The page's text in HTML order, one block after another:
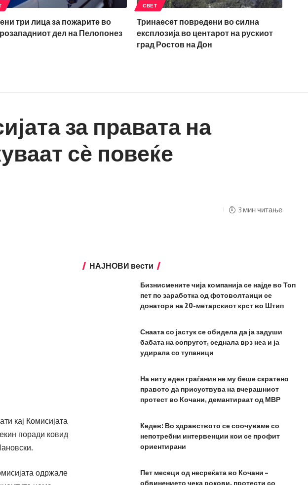
три лица за пожарите во
дел на Пелопонез
СВЕТ
Тринаесет повредени во силна
експлозија во центарот на рускиот
град Ростов на Дон
за правата на
сѐ повеќе
3 мин читање
кај Комисијата
поради ковид
одржале
НАЈНОВИ вести
Бизнисмените чија компанија се најде во Топ
пет по заработка од фотоволтаици се
донатори на 20-метарскиот крст во Штип
Снаата со јастук се обидела да ја задуши
бабата на сопругот, седнала врз неа и ја
удирала со тупаници
На ниту еден граѓанин не му беше скратено
правото да присуствува на вчерашниот
протест во Кочани, демантираат од МВР
Кедев: Во здравството се соочуваме со
непотребни интервенции кои се профит
ориентирани
Пет месеци од несреќата во Кочани –
обвинението чека рокови, протести со